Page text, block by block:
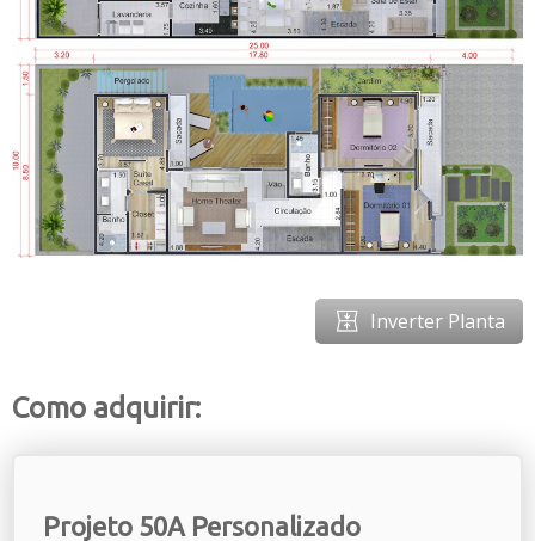
Inverter Planta
Como adquirir:
Projeto 50A Personalizado